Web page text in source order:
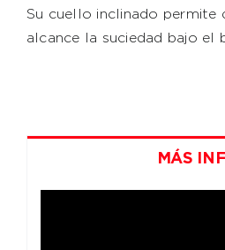
Su cuello inclinado permite
alcance la suciedad bajo el
MÁS